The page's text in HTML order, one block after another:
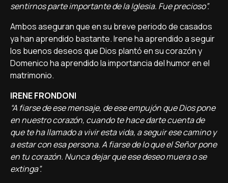
sentirnos parte importante de la Iglesia. Fue precioso”.
Ambos aseguran que en su breve periodo de casados
ya han aprendido bastante. Irene ha aprendido a seguir
los buenos deseos que Dios plantó en su corazón y
Domenico ha aprendido la importancia del humor en el
matrimonio.
IRENE FRONDONI
“A fiarse de ese mensaje, de ese empujón que Dios pone
en nuestro corazón, cuando te hace darte cuenta de
que te ha llamado a vivir esta vida, a seguir ese camino y
a estar con esa persona. A fiarse de lo que el Señor pone
en tu corazón. Nunca dejar que ese deseo muera o se
extinga”.